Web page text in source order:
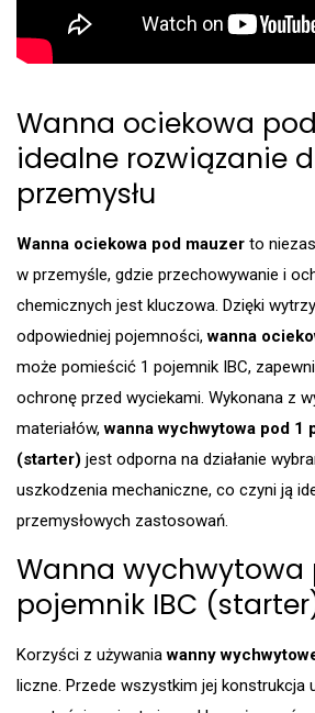
Wanna ociekowa
idealne rozwiązanie
przemysłu
Wanna ociekowa pod mauzer to
w przemyśle, gdzie przechowywanie i
chemicznych jest kluczowa. Dzięki
odpowiedniej pojemności,wanna
może pomieścić 1 pojemnik IBC,
ochronę przed wyciekami. Wykonana z
materiałów,wanna wychwytowa pod 1
(starter) jest odporna na działanie
uszkodzenia mechaniczne, co czyni ją
przemysłowych zastosowań.
Wanna wychwytowa
pojemnik IBC
Korzyści z używaniawanny
liczne. Przede wszystkim jej konstrukcja